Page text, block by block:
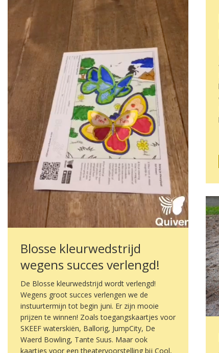
Blosse kleurwedstrijd
wegens succes verlengd!
De Blosse kleurwedstrijd wordt verlengd!
Wegens groot succes verlengen we de
instuurtermijn tot begin juni. Er zijn mooie
prijzen te winnen! Zoals toegangskaartjes voor
SKEEF waterskiën, Ballorig, JumpCity, De
Waerd Bowling, Tante Suus. Maar ook
kaartjes voor een theatervoorstelling bij Cool,